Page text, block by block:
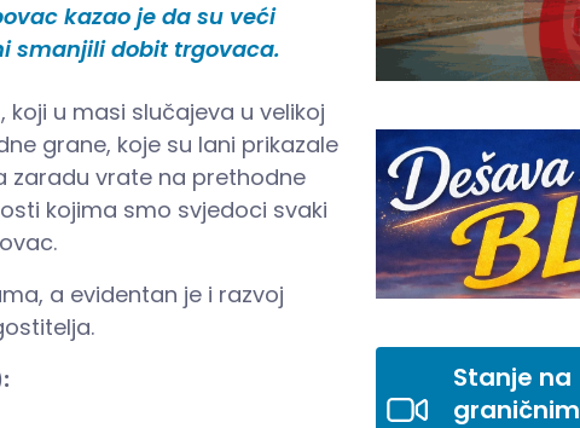
kazao je da su veći
smanjili dobit trgovaca.
u masi slučajeva u velikoj
grane, koje su lani prikazale
zaradu vrate na prethodne
kojima smo svjedoci svaki
a evidentan je i razvoj
Stanje na
graničnim